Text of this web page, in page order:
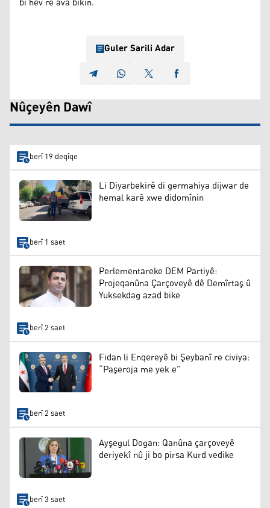
Guler Sarili Adar
Nûçeyên Dawî
berî 19 deqîqe
Li Diyarbekirê di germahiya dijwar de
hemal karê xwe didomînin
berî 1 saet
Perlementareke DEM Partiyê:
Projeqanûna Çarçoveyê dê Demîrtaş û
Yuksekdag azad bike
berî 2 saet
Fidan li Enqereyê bi Şeybanî re civiya:
“Paşeroja me yek e”
berî 2 saet
Ayşegul Dogan: Qanûna çarçoveyê
deriyekî nû ji bo pirsa Kurd vedike
berî 3 saet